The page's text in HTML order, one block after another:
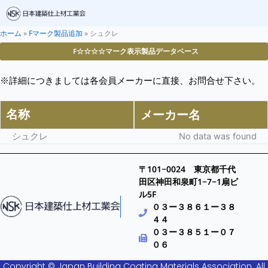
ホーム » Fマーク製品追加 » シュクレ
F☆☆☆☆マーク表示製品データベース
※詳細につきましては各会員メーカーに直接、お問合せ下さい。
名称 メーカー名
シュクレ No data was found
〒101−0024 東京都千代
田区神田和泉町1−7−1扇ビ
ル5F
０３ー３８６１ー３８
４４
０３ー３８５１ー０７
０６